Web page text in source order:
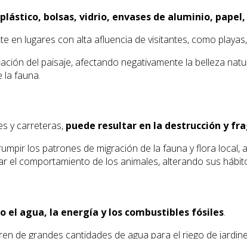
bolsas, vidrio, envases de aluminio,
en lugares con alta afluencia de visitantes, como
del paisaje, afectando negativamente la belleza
la fauna.
y carreteras, puede resultar en la destrucción y
los patrones de migración de la fauna y flora local,
el comportamiento de los animales, alterando sus
el agua, la energía y los combustibles fósiles.
de grandes cantidades de agua para el riego de